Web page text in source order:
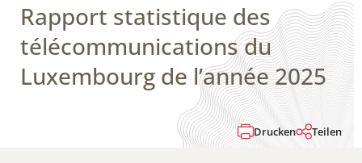
Rapport statistique des
télécommunications du
Luxembourg de l’année 2025
Drucken Teilen